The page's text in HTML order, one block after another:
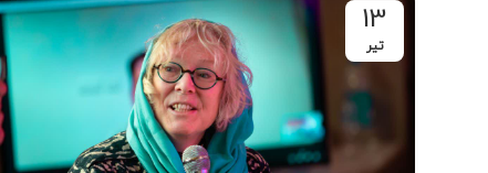
13
تیر